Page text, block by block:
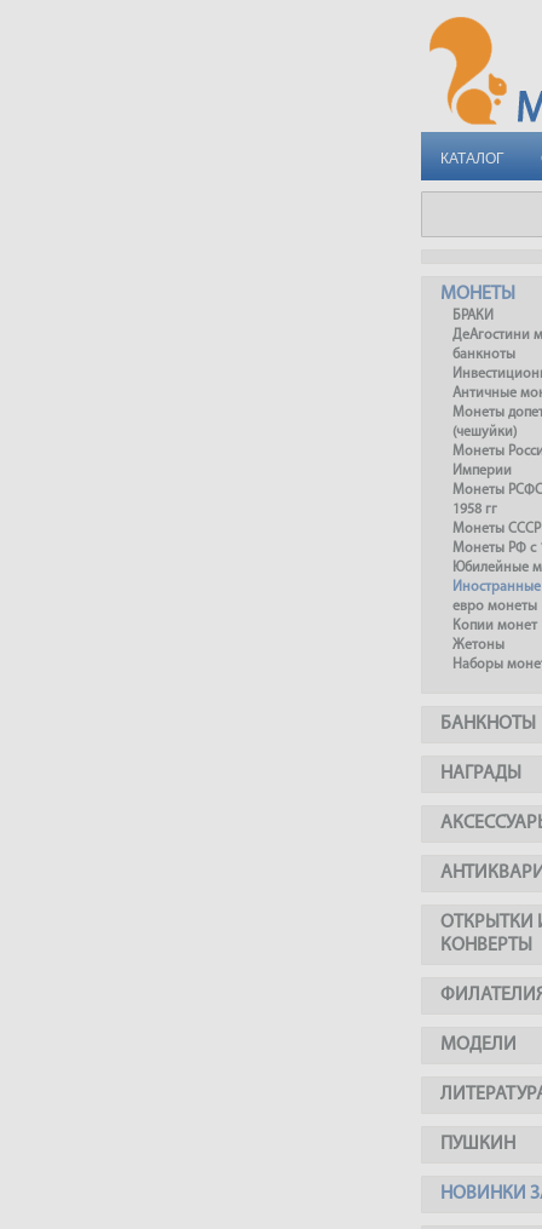
КАТАЛОГ
МОНЕТЫ
БРАКИ
ДеАгостини
банкноты
Античные
Монеты
(чешуйки)
Монеты
Империи
Монеты
1958 гг
Монеты СССР
Монеты РФ с
Юбилейные
евро монеты
Копии монет
Жетоны
Наборы
БАНКНОТЫ
НАГРАДЫ
ОТКРЫТКИ
КОНВЕРТЫ
МОДЕЛИ
ПУШКИН
НОВИНКИ